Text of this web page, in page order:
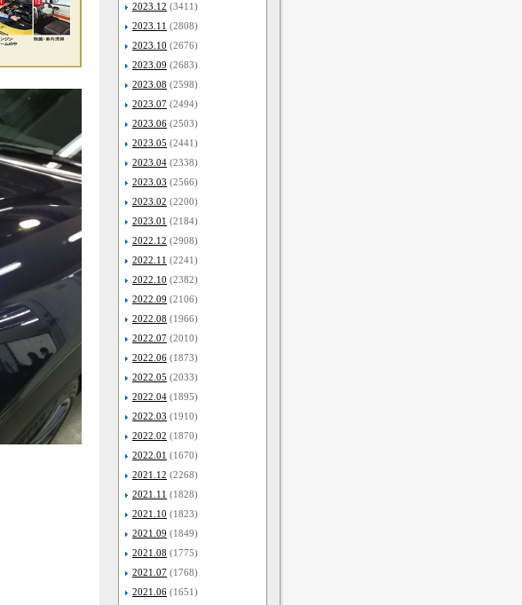
2023.12 (3411)
2023.11 (2808)
2023.10 (2676)
2023.09 (2683)
2023.08 (2598)
2023.07 (2494)
2023.06 (2503)
2023.05 (2441)
2023.04 (2338)
2023.03 (2566)
2023.02 (2200)
2023.01 (2184)
2022.12 (2908)
2022.11 (2241)
2022.10 (2382)
2022.09 (2106)
2022.08 (1966)
2022.07 (2010)
2022.06 (1873)
2022.05 (2033)
2022.04 (1895)
2022.03 (1910)
2022.02 (1870)
2022.01 (1670)
2021.12 (2268)
2021.11 (1828)
2021.10 (1823)
2021.09 (1849)
2021.08 (1775)
2021.07 (1768)
2021.06 (1651)